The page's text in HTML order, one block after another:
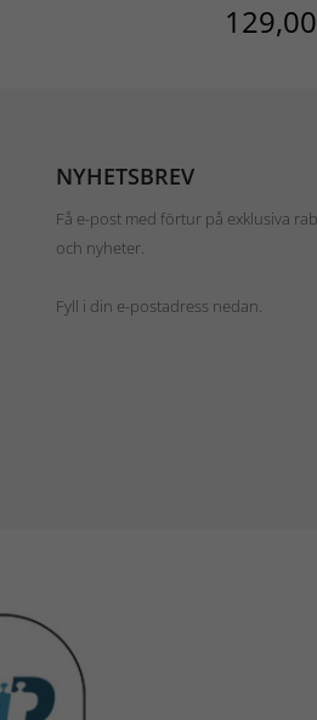
129,00
NYHETSBREV
Få e-post med förtur på exklusiva
och nyheter.
Fyll i din e-postadress nedan.